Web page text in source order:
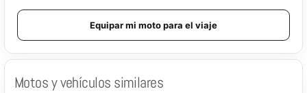
Equipar mi moto para el viaje
Motos y vehículos similares